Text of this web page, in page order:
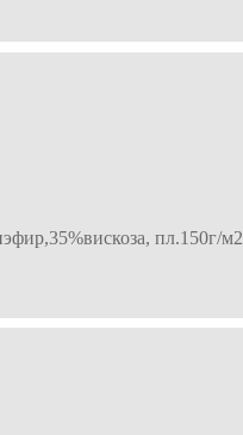
пл.150г/